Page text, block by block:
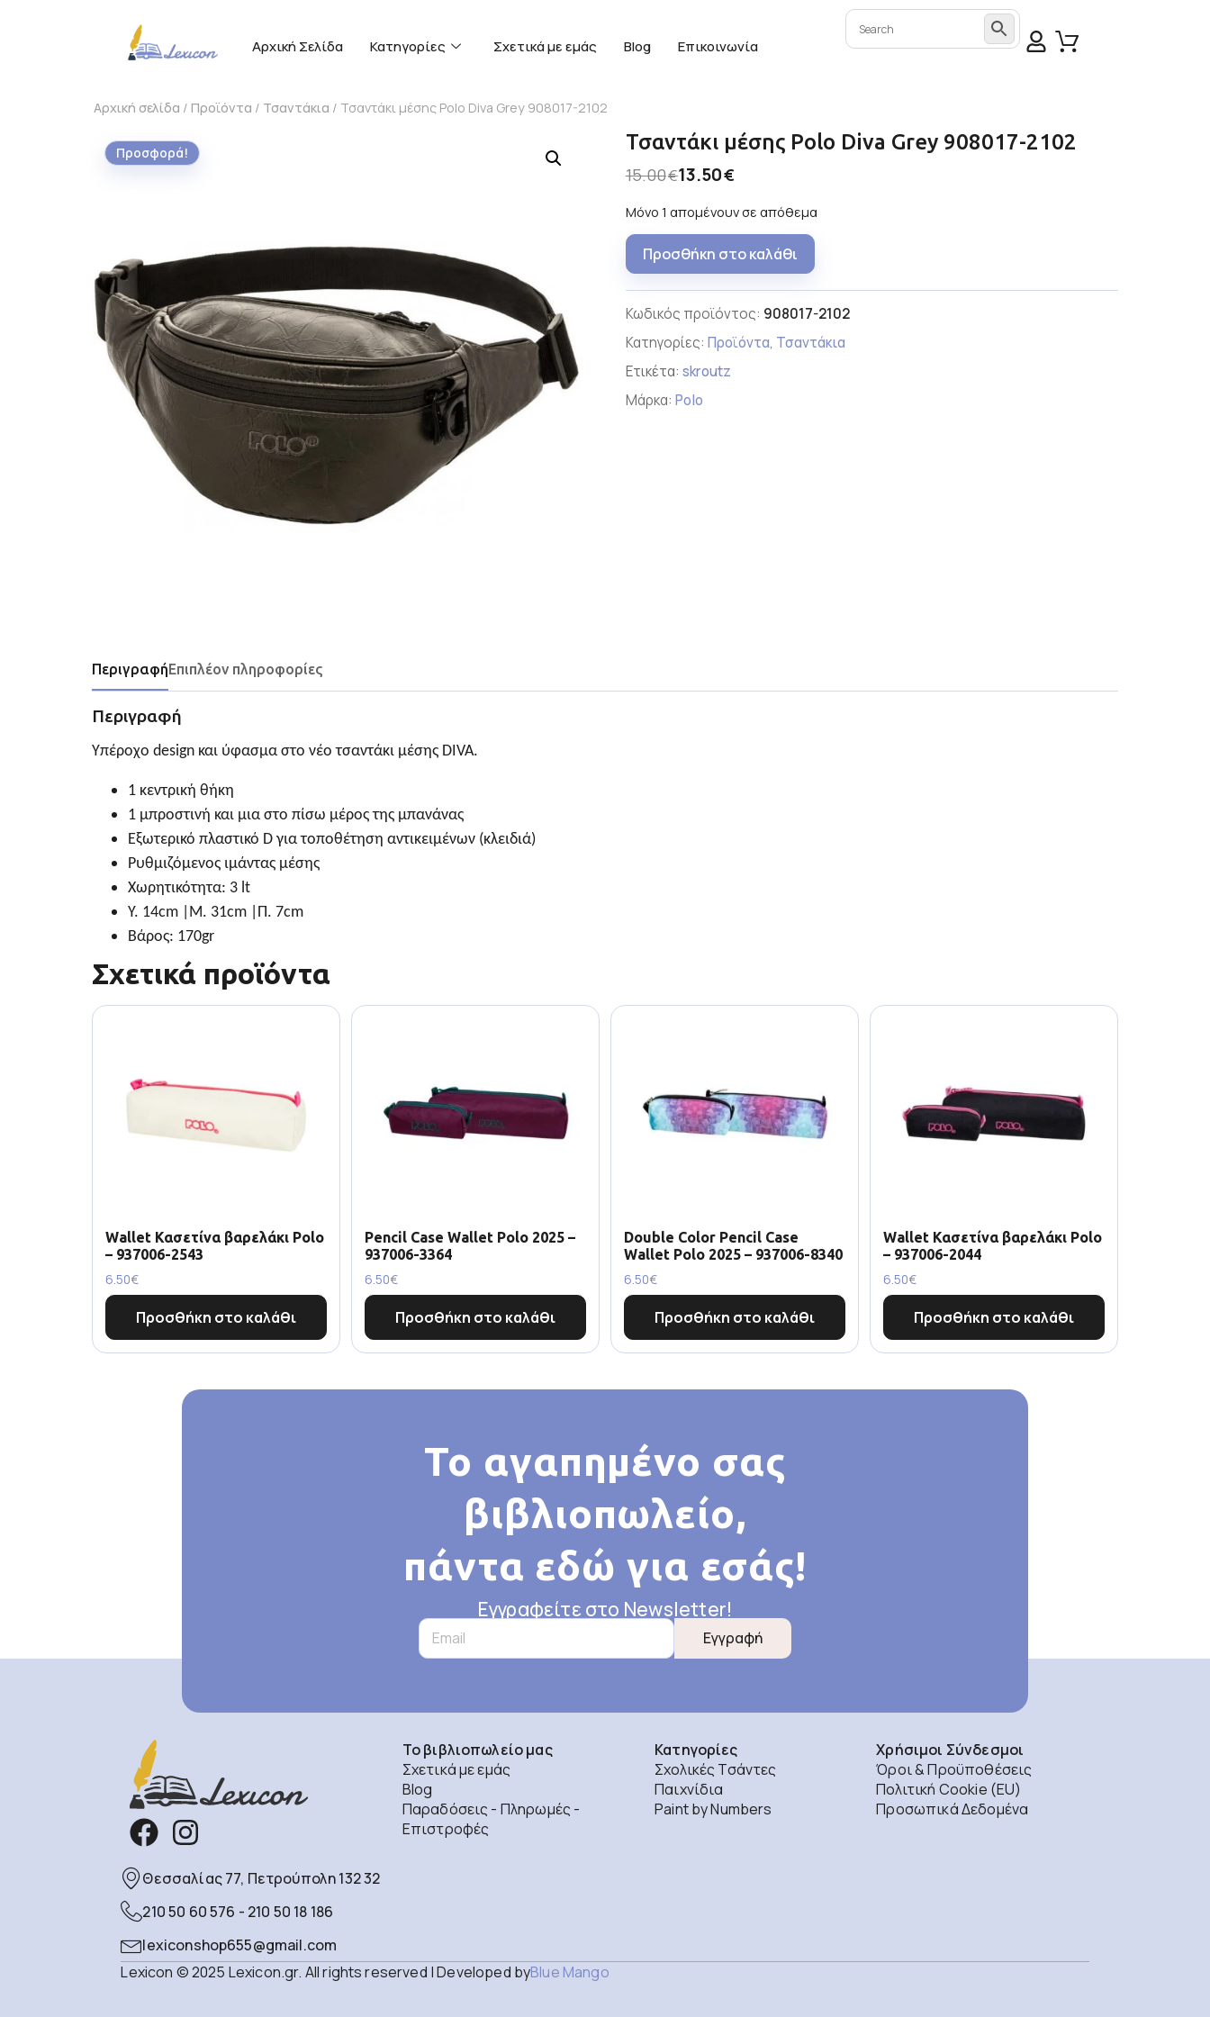
Αρχική Σελίδα Κατηγορίες Σχετικά με εμάς Blog Επικοινωνία
Αρχική σελίδα / Προϊόντα / Τσαντάκια / Τσαντάκι μέσης Polo Diva Grey 908017-2102
Προσφορά! Τσαντάκι μέσης Polo Diva Grey 908017-2102
15.00€13.50€
Μόνο 1 απομένουν σε απόθεμα
Προσθήκη στο καλάθι
Κωδικός προϊόντος: 908017-2102
Κατηγορίες: Προϊόντα, Τσαντάκια
Ετικέτα: skroutz
Μάρκα: Polo
ΠεριγραφήΕπιπλέον πληροφορίες
Περιγραφή
Υπέροχο design και ύφασμα στο νέο τσαντάκι μέσης DIVA.
1 κεντρική θήκη
1 μπροστινή και μια στο πίσω μέρος της μπανάνας
Εξωτερικό πλαστικό D για τοποθέτηση αντικειμένων (κλειδιά)
Ρυθμιζόμενος ιμάντας μέσης
Χωρητικότητα: 3 lt
Υ. 14cm |Μ. 31cm |Π. 7cm
Βάρος: 170gr
Σχετικά προϊόντα
Wallet Κασετίνα βαρελάκι Polo
– 937006-2543
6.50€
Προσθήκη στο καλάθι
Pencil Case Wallet Polo 2025 –
937006-3364
6.50€
Προσθήκη στο καλάθι
Double Color Pencil Case
Wallet Polo 2025 – 937006-8340
6.50€
Προσθήκη στο καλάθι
Wallet Κασετίνα βαρελάκι Polo
– 937006-2044
6.50€
Προσθήκη στο καλάθι
Το αγαπημένο σας
βιβλιοπωλείο,
πάντα εδώ για εσάς!
Εγγραφείτε στο Newsletter!
Εγγραφή
Θεσσαλίας 77, Πετρούπολη 132 32
210 50 60 576 - 210 50 18 186
lexiconshop655@gmail.com
Το βιβλιοπωλείο μας
Σχετικά με εμάς
Blog
Παραδόσεις - Πληρωμές -
Επιστροφές
Κατηγορίες
Σχολικές Τσάντες
Παιχνίδια
Paint by Numbers
Χρήσιμοι Σύνδεσμοι
Όροι & Προϋποθέσεις
Πολιτική Cookie (EU)
Προσωπικά Δεδομένα
Lexicon © 2025 Lexicon.gr. All rights reserved | Developed byBlue Mango